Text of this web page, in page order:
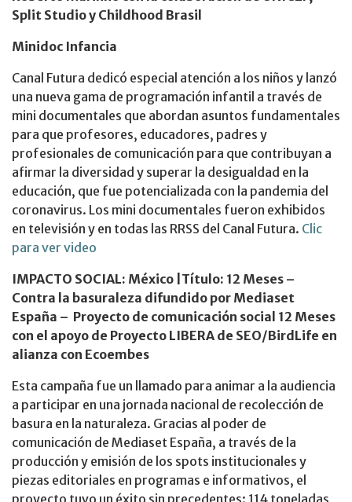
Split Studio y Childhood Brasil
Minidoc Infancia
Canal Futura dedicó especial atención a los niños y lanzó
una nueva gama de programación infantil a través de
mini documentales que abordan asuntos fundamentales
para que profesores, educadores, padres y
profesionales de comunicación para que contribuyan a
afirmar la diversidad y superar la desigualdad en la
educación, que fue potencializada con la pandemia del
coronavirus. Los mini documentales fueron exhibidos
en televisión y en todas las RRSS del Canal Futura. Clic
para ver video
IMPACTO SOCIAL: México |Título: 12 Meses –
Contra la basuraleza difundido por Mediaset
España – Proyecto de comunicación social 12 Meses
con el apoyo de Proyecto LIBERA de SEO/BirdLife en
alianza con Ecoembes
Esta campaña fue un llamado para animar a la audiencia
a participar en una jornada nacional de recolección de
basura en la naturaleza. Gracias al poder de
comunicación de Mediaset España, a través de la
producción y emisión de los spots institucionales y
piezas editoriales en programas e informativos, el